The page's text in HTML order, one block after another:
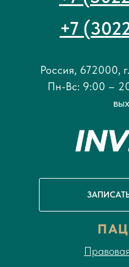
Россия, 672000,
Пн-Вс: 9:00 –
+7